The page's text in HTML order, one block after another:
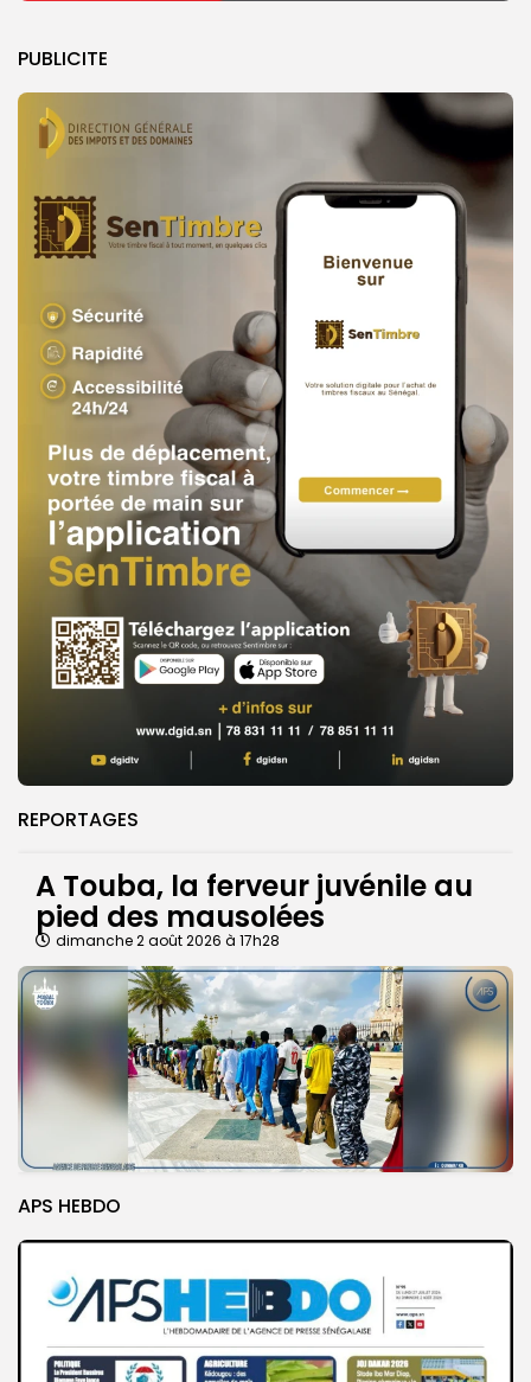
PUBLICITE
REPORTAGES
A Touba, la ferveur juvénile au
pied des mausolées
dimanche 2 août 2026 à 17h28
APS HEBDO